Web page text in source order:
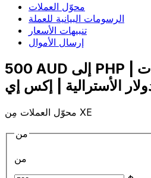
محوّل العملات
الرسومات البيانية للعملة
تنبيهات الأسعار
إرسال الأموال
500 AUD إلى PHP | حوِّل - إلى عملات
محوّل العملات مِن XE
من
من